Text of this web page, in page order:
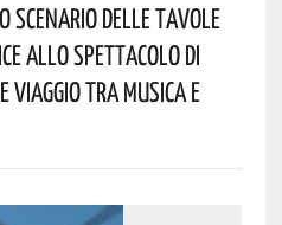
Scenario Delle Tavole
Allo Spettacolo Di
Viaggio Tra Musica E